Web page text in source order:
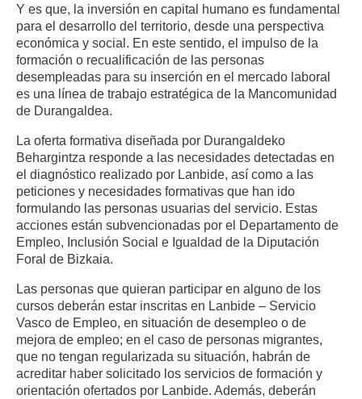
Y es que, la inversión en capital humano es fundamental
para el desarrollo del territorio, desde una perspectiva
económica y social. En este sentido, el impulso de la
formación o recualificación de las personas
desempleadas para su inserción en el mercado laboral
es una línea de trabajo estratégica de la Mancomunidad
de Durangaldea.
La oferta formativa diseñada por Durangaldeko
Behargintza responde a las necesidades detectadas en
el diagnóstico realizado por Lanbide, así como a las
peticiones y necesidades formativas que han ido
formulando las personas usuarias del servicio. Estas
acciones están subvencionadas por el Departamento de
Empleo, Inclusión Social e Igualdad de la Diputación
Foral de Bizkaia.
Las personas que quieran participar en alguno de los
cursos deberán estar inscritas en Lanbide – Servicio
Vasco de Empleo, en situación de desempleo o de
mejora de empleo; en el caso de personas migrantes,
que no tengan regularizada su situación, habrán de
acreditar haber solicitado los servicios de formación y
orientación ofertados por Lanbide. Además, deberán